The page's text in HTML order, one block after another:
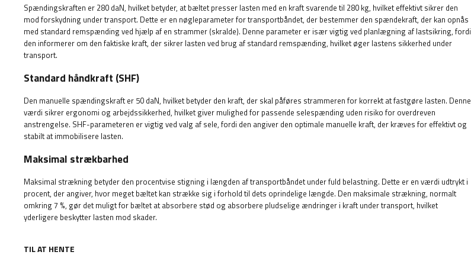
Spændingskraften er 280 daN, hvilket betyder, at bæltet presser lasten med en kraft svarende til 280 kg, hvilket effektivt sikrer den
mod forskydning under transport. Dette er en nøgleparameter for transportbåndet, der bestemmer den spændekraft, der kan opnås
med standard remspænding ved hjælp af en strammer (skralde). Denne parameter er især vigtig ved planlægning af lastsikring, fordi
den informerer om den faktiske kraft, der sikrer lasten ved brug af standard remspænding, hvilket øger lastens sikkerhed under
transport.
Standard håndkraft (SHF)
Den manuelle spændingskraft er 50 daN, hvilket betyder den kraft, der skal påføres strammeren for korrekt at fastgøre lasten. Denne
værdi sikrer ergonomi og arbejdssikkerhed, hvilket giver mulighed for passende selespænding uden risiko for overdreven
anstrengelse. SHF-parameteren er vigtig ved valg af sele, fordi den angiver den optimale manuelle kraft, der kræves for effektivt og
stabilt at immobilisere lasten.
Maksimal strækbarhed
Maksimal strækning betyder den procentvise stigning i længden af ​​transportbåndet under fuld belastning. Dette er en værdi udtrykt i
procent, der angiver, hvor meget bæltet kan strække sig i forhold til dets oprindelige længde. Den maksimale strækning, normalt
omkring 7 %, gør det muligt for bæltet at absorbere stød og absorbere pludselige ændringer i kraft under transport, hvilket
yderligere beskytter lasten mod skader.
TIL AT HENTE